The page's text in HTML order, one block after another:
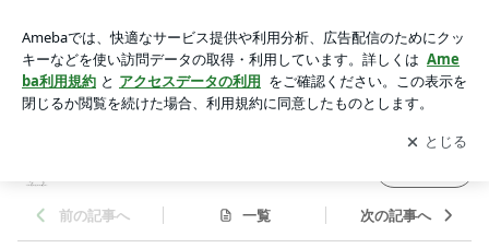
アプリをダウンロードして ブログの更新通知
を受け取りまし
ょう。
開く
前の記事へ 一覧 次の記事へ